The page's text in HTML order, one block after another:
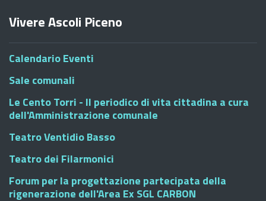
Vivere Ascoli Piceno
Calendario Eventi
Sale comunali
Le Cento Torri - Il periodico di vita cittadina a cura
dell'Amministrazione comunale
Teatro Ventidio Basso
Teatro dei Filarmonici
Forum per la progettazione partecipata della
rigenerazione dell'Area Ex SGL CARBON